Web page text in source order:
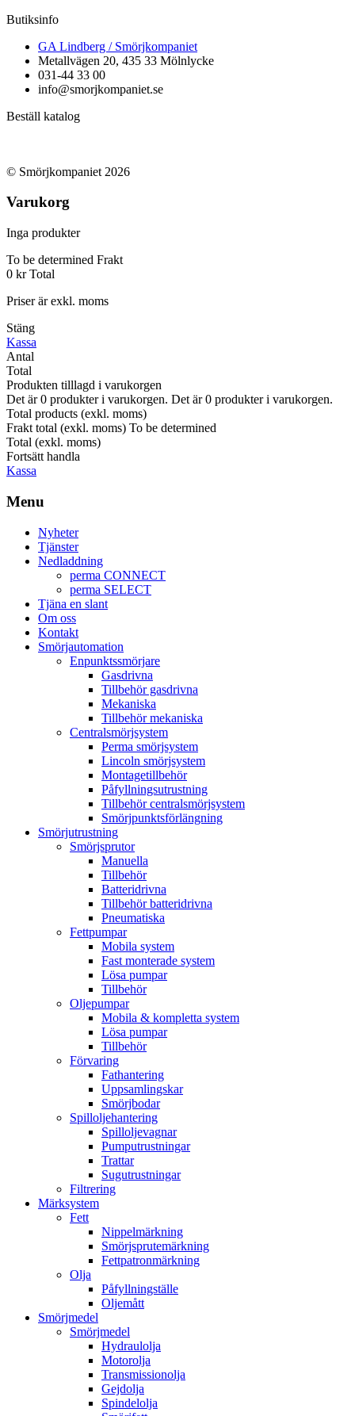
Butiksinfo
GA Lindberg / Smörjkompaniet
Metallvägen 20, 435 33 Mölnlycke
031-44 33 00
info@smorjkompaniet.se
Beställ katalog
© Smörjkompaniet 2026
Varukorg
Inga produkter
To be determined Frakt
0 kr Total
Priser är exkl. moms
Stäng
Kassa
Antal
Total
Produkten tilllagd i varukorgen
Det är0 produkter i varukorgen. Det är0 produkter i varukorgen.
Total products (exkl. moms)
Frakt total (exkl. moms) To be determined
Total (exkl. moms)
Fortsätt handla
Kassa
Menu
Nyheter
Tjänster
Nedladdning
perma CONNECT
perma SELECT
Tjäna en slant
Om oss
Kontakt
Smörjautomation
Enpunktssmörjare
Gasdrivna
Tillbehör gasdrivna
Mekaniska
Tillbehör mekaniska
Centralsmörjsystem
Perma smörjsystem
Lincoln smörjsystem
Montagetillbehör
Påfyllningsutrustning
Tillbehör centralsmörjsystem
Smörjpunktsförlängning
Smörjutrustning
Smörjsprutor
Manuella
Tillbehör
Batteridrivna
Tillbehör batteridrivna
Pneumatiska
Fettpumpar
Mobila system
Fast monterade system
Lösa pumpar
Tillbehör
Oljepumpar
Mobila & kompletta system
Lösa pumpar
Tillbehör
Förvaring
Fathantering
Uppsamlingskar
Smörjbodar
Spilloljehantering
Spilloljevagnar
Pumputrustningar
Trattar
Sugutrustningar
Filtrering
Märksystem
Fett
Nippelmärkning
Smörjsprutemärkning
Fettpatronmärkning
Olja
Påfyllningställe
Oljemått
Smörjmedel
Smörjmedel
Hydraulolja
Motorolja
Transmissionolja
Gejdolja
Spindelolja